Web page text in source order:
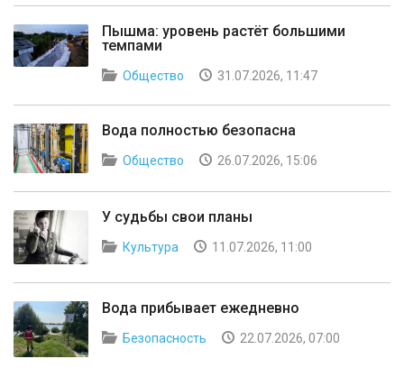
Пышма: уровень растёт большими
темпами
Общество 31.07.2026, 11:47
Вода полностью безопасна
Общество 26.07.2026, 15:06
У судьбы свои планы
Культура 11.07.2026, 11:00
Вода прибывает ежедневно
Безопасность 22.07.2026, 07:00